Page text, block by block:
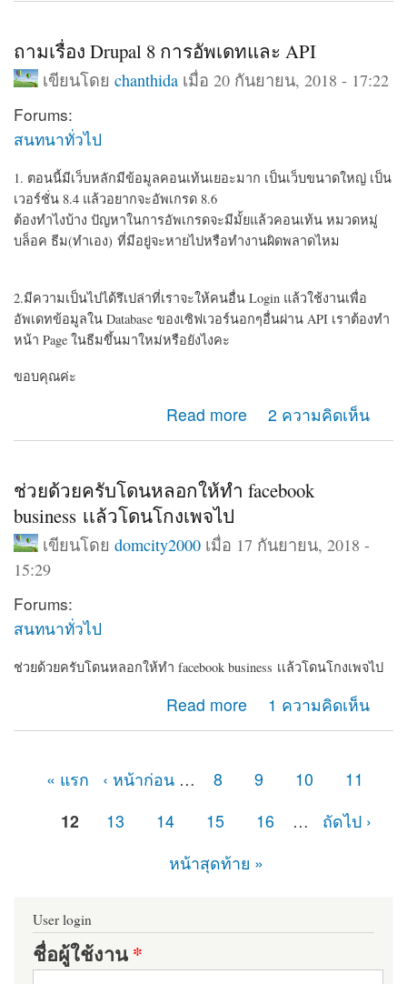
ถามเรื่อง Drupal 8 การอัพเดทและ API
เขียนโดย chanthidaเมื่อ 20 กันยายน, 2018 - 17:22
Forums:
สนทนาทั่วไป
1. ตอนนี้มีเว็บหลักมีข้อมูลคอนเท้นเยอะมาก เป็นเว็บขนาดใหญ่ เป็น
เวอร์ชั่น 8.4 แล้วอยากจะอัพเกรด 8.6
ต้องทำไงบ้าง ปัญหาในการอัพเกรดจะมีมั้ยแล้วคอนเท้น หมวดหมู่
บล็อค ธีม(ทำเอง) ที่มีอยู่จะหายไปหรือทำงานผิดพลาดไหม
2.มีความเป็นไปได้รึเปล่าที่เราจะให้คนอื่น Login แล้วใช้งานเพื่อ
อัพเดทข้อมูลใน Database ของเซิฟเวอร์นอกๆอื่นผ่าน API เราต้องทำ
หน้า Page ในธีมขึ้นมาใหม่หรือยังไงคะ
ขอบคุณค่ะ
Read more
about ถามเรื่อง Drupal 8 การอัพเดทและ API2 ความคิดเห็น
ช่วยด้วยครับโดนหลอกให้ทำ facebook
business เเล้วโดนโกงเพจไป
เขียนโดย domcity2000เมื่อ 17 กันยายน, 2018 -
15:29
Forums:
สนทนาทั่วไป
ช่วยด้วยครับโดนหลอกให้ทำ facebook business เเล้วโดนโกงเพจไป
Read more
about ช่วยด้วยครับโดนหลอกให้ทำ facebook
business เเล้วโดนโกงเพจไป
1 ความคิดเห็น
« แรก ‹ หน้าก่อน … 8 9 10
11
12
13 14 15 16 …
ถัดไป ›
หน้าสุดท้าย »
User login
ชื่อผู้ใช้งาน*